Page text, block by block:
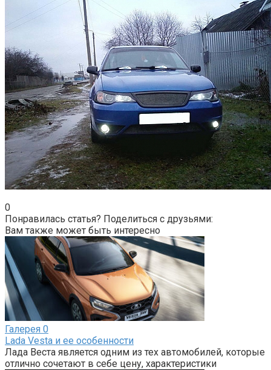
0
Понравилась статья? Поделиться с друзьями:
Вам также может быть интересно
Галерея 0
Lada Vesta и ее особенности
Лада Веста является одним из тех автомобилей, которые
отлично сочетают в себе цену, характеристики